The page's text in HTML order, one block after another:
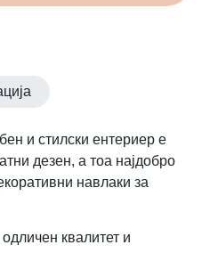
и стилски ентериер е
дезен, а тоа најдобро
навлаки за
квалитет и